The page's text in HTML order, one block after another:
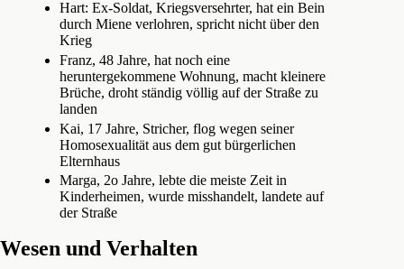
Hart: Ex-Soldat, Kriegsversehrter, hat ein Bein
durch Miene verlohren, spricht nicht über den
Krieg
Franz, 48 Jahre, hat noch eine
heruntergekommene Wohnung, macht kleinere
Brüche, droht ständig völlig auf der Straße zu
landen
Kai, 17 Jahre, Stricher, flog wegen seiner
Homosexualität aus dem gut bürgerlichen
Elternhaus
Marga, 2o Jahre, lebte die meiste Zeit in
Kinderheimen, wurde misshandelt, landete auf
der Straße
Wesen und Verhalten